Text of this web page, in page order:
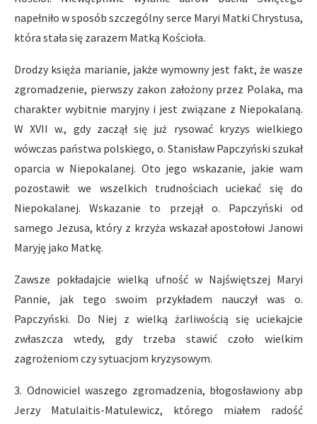
napełniło w sposób szczególny serce Maryi Matki Chrystusa,
która stała się zarazem Matką Kościoła.
Drodzy księża marianie, jakże wymowny jest fakt, że wasze
zgromadzenie, pierwszy zakon założony przez Polaka, ma
charakter wybitnie maryjny i jest związane z Niepokalaną.
W XVII w., gdy zaczął się już rysować kryzys wielkiego
wówczas państwa polskiego, o. Stanisław Papczyński szukał
oparcia w Niepokalanej. Oto jego wskazanie, jakie wam
pozostawił: we wszelkich trudnościach uciekać się do
Niepokalanej. Wskazanie to przejął o. Papczyński od
samego Jezusa, który z krzyża wskazał apostołowi Janowi
Maryję jako Matkę.
Zawsze pokładajcie wielką ufność w Najświętszej Maryi
Pannie, jak tego swoim przykładem nauczył was o.
Papczyński. Do Niej z wielką żarliwością się uciekajcie
zwłaszcza wtedy, gdy trzeba stawić czoło wielkim
zagrożeniom czy sytuacjom kryzysowym.
3. Odnowiciel waszego zgromadzenia, błogosławiony abp
Jerzy Matulaitis-Matulewicz, którego miałem radość